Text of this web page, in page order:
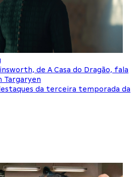
de A Casa do Dragão, fala
Targaryen
da terceira temporada da